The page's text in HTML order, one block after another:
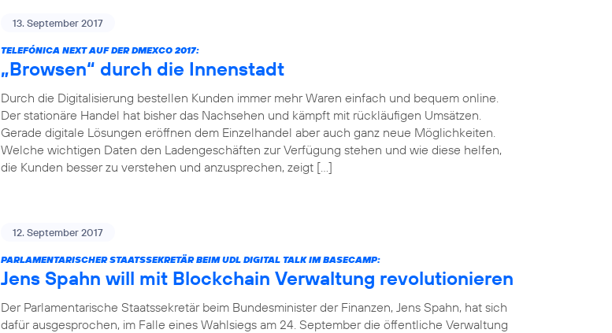
13. September 2017
TELEFÓNICA NEXT AUF DER DMEXCO 2017:
„Browsen“ durch die Innenstadt
Durch die Digitalisierung bestellen Kunden immer mehr Waren einfach und bequem online.
Der stationäre Handel hat bisher das Nachsehen und kämpft mit rückläufigen Umsätzen.
Gerade digitale Lösungen eröffnen dem Einzelhandel aber auch ganz neue Möglichkeiten.
Welche wichtigen Daten den Ladengeschäften zur Verfügung stehen und wie diese helfen,
die Kunden besser zu verstehen und anzusprechen, zeigt […]
12. September 2017
PARLAMENTARISCHER STAATSSEKRETÄR BEIM UDL DIGITAL TALK IM BASECAMP:
Jens Spahn will mit Blockchain Verwaltung revolutionieren
Der Parlamentarische Staatssekretär beim Bundesminister der Finanzen, Jens Spahn, hat sich
dafür ausgesprochen, im Falle eines Wahlsiegs am 24. September die öffentliche Verwaltung